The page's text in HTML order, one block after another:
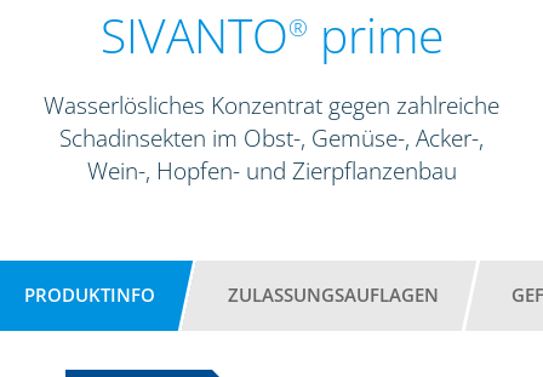
SIVANTO® prime
Wasserlösliches Konzentrat gegen zahlreiche
Schadinsekten im Obst-, Gemüse-, Acker-,
Wein-, Hopfen- und Zierpflanzenbau
PRODUKTINFO ZULASSUNGSAUFLAGEN